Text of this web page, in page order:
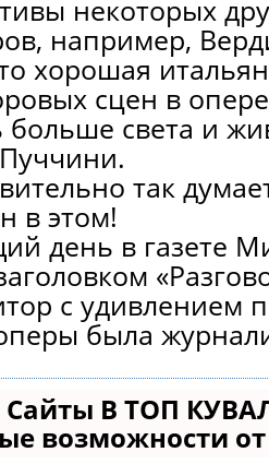
некоторых
например,
хорошая
сцен в
больше света и
так
в этом!
день в газете
с удивлением
была
Сайты В ТОП
возможности от